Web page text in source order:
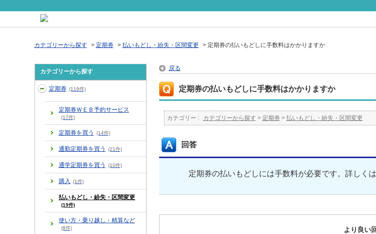
カテゴリーから探す > 定期券 > 払いもどし・紛失・区間変更 > 定期券の払いもどしに手数料はかかりますか
カテゴリーから探す
定期券 (119件)
定期券ＷＥＢ予約サービス
(17件)
定期券を買う (14件)
通勤定期券を買う (21件)
通学定期券を買う (10件)
購入 (1件)
払いもどし・紛失・区間変更
(19件)
使い方・乗り越し・精算など
(8件)
戻る
定期券の払いもどしに手数料はかかりますか
カテゴリー : カテゴリーから探す > 定期券 > 払いもどし・紛失・区間変更
回答
定期券の払いもどしには手数料が必要です。詳しくは
より良い